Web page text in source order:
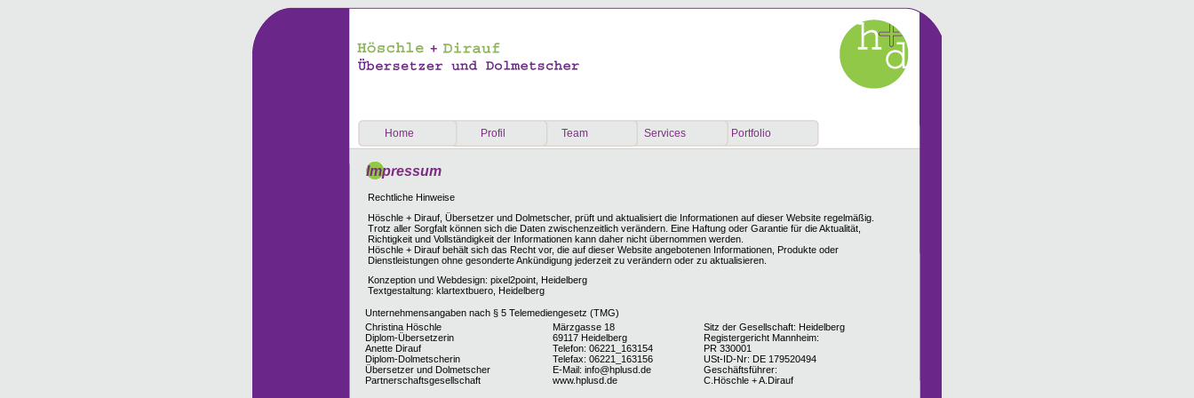
Home Profil Team Services Portfolio
Impressum
Rechtliche Hinweise
Höschle + Dirauf, Übersetzer und Dolmetscher, prüft und aktualisiert die Informationen auf dieser Website regelmäßig.
Trotz aller Sorgfalt können sich die Daten zwischenzeitlich verändern. Eine Haftung oder Garantie für die Aktualität,
Richtigkeit und Vollständigkeit der Informationen kann daher nicht übernommen werden.
Höschle + Dirauf behält sich das Recht vor, die auf dieser Website angebotenen Informationen, Produkte oder
Dienstleistungen ohne gesonderte Ankündigung jederzeit zu verändern oder zu aktualisieren.
Konzeption und Webdesign: pixel2point, Heidelberg
Textgestaltung: klartextbuero, Heidelberg
Unternehmensangaben nach § 5 Telemediengesetz (TMG)
Christina Höschle
Diplom-Übersetzerin
Anette Dirauf
Diplom-Dolmetscherin
Übersetzer und Dolmetscher
Partnerschaftsgesellschaft
Märzgasse 18
69117 Heidelberg
Telefon: 06221_163154
Telefax: 06221_163156
E-Mail: info@hplusd.de
www.hplusd.de
Sitz der Gesellschaft: Heidelberg
Registergericht Mannheim:
PR 330001
USt-ID-Nr: DE 179520494
Geschäftsführer:
C.Höschle + A.Dirauf